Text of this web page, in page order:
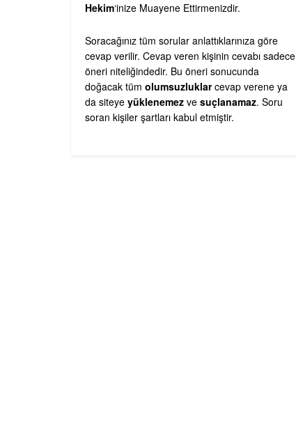
Hekim‘inize Muayene Ettirmenizdir.
Soracağınız tüm sorular anlattıklarınıza göre
cevap verilir. Cevap veren kişinin cevabı sadece
öneri niteliğindedir. Bu öneri sonucunda
doğacak tüm olumsuzluklarcevap verene ya
da siteye yüklenemez ve suçlanamaz. Soru
soran kişiler şartları kabul etmiştir.